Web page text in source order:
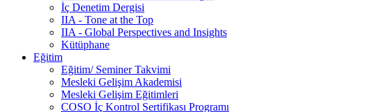
İç Denetim Dergisi
IIA - Tone at the Top
IIA - Global Perspectives and Insights
Kütüphane
Eğitim
Eğitim/ Seminer Takvimi
Mesleki Gelişim Akademisi
Mesleki Gelişim Eğitimleri
COSO İç Kontrol Sertifikası Programı